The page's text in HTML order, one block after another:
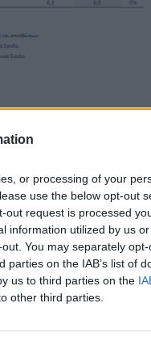
or processing of your
use the below opt-out
out request is processed
information utilized by us
You may separately
on the IAB’s list of
us to third parties on the
other third parties.
βρέχει» στο
στο Πολύκεντρο Δήμου
στέγη για ενδέκατη
το νέο του…